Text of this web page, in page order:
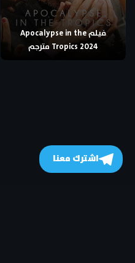
فيلم Apocalypse in the
Tropics 2024 مترجم
اشترك معنا